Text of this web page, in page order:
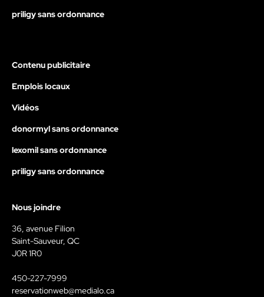
priligy sans ordonnance
Contenu publicitaire
Emplois locaux
Vidéos
donormyl sans ordonnance
lexomil sans ordonnance
priligy sans ordonnance
Nous joindre
36, avenue Filion
Saint-Sauveur, QC
J0R 1R0
450-227-7999
reservationweb@medialo.ca